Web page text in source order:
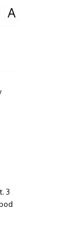
A
3